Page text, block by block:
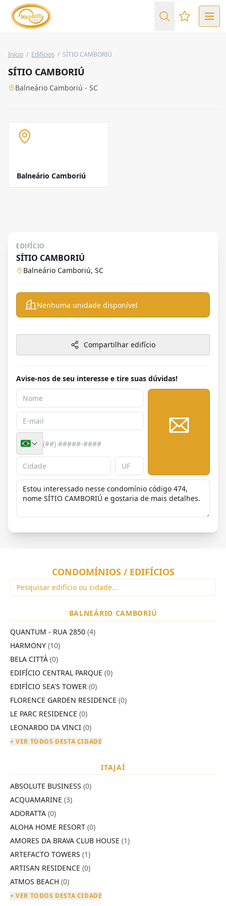
Favoritos
Início / Edifícios / SÍTIO CAMBORIÚ
SÍTIO CAMBORIÚ
Balneário Camboriú - SC
Balneário Camboriú
EDIFÍCIO
SÍTIO CAMBORIÚ
Balneário Camboriú, SC
Nenhuma unidade disponível
Compartilhar edifício
Avise-nos de seu interesse e tire suas dúvidas!
CONDOMÍNIOS / EDIFÍCIOS
BALNEÁRIO CAMBORIÚ
QUANTUM - RUA 2850 (4)
HARMONY (10)
BELA CITTÀ (0)
EDIFÍCIO CENTRAL PARQUE (0)
EDIFÍCIO SEA'S TOWER (0)
FLORENCE GARDEN RESIDENCE (0)
LE PARC RESIDENCE (0)
LEONARDO DA VINCI (0)
+ VER TODOS DESTA CIDADE
ITAJAÍ
ABSOLUTE BUSINESS (0)
ACQUAMARINE (3)
ADORATTA (0)
ALOHA HOME RESORT (0)
AMORES DA BRAVA CLUB HOUSE (1)
ARTEFACTO TOWERS (1)
ARTISAN RESIDENCE (0)
ATMOS BEACH (0)
+ VER TODOS DESTA CIDADE